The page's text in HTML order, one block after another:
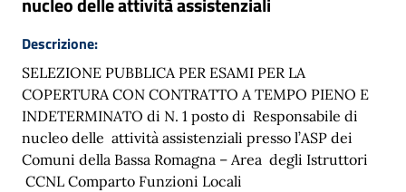
Descrizione:
SELEZIONE PUBBLICA PER ESAMI PER LA
COPERTURA CON CONTRATTO A TEMPO PIENO E
INDETERMINATO di N. 1 posto di Responsabile di
nucleo delle attività assistenziali presso l’ASP dei
Comuni della Bassa Romagna – Area degli Istruttori
CCNL Comparto Funzioni Locali